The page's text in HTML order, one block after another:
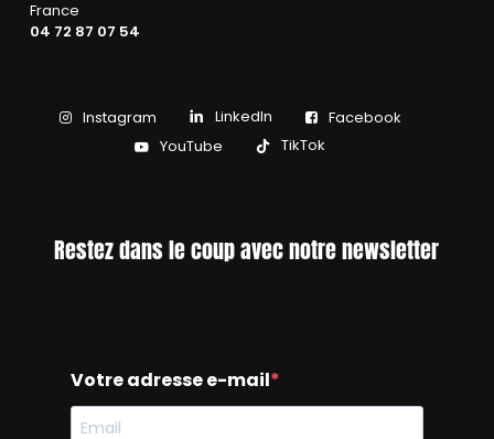
France
04 72 87 07 54
Instagram LinkedIn
Facebook
YouTube
TikTok
Restez dans le coup avec notre newsletter
Votre adresse e-mail